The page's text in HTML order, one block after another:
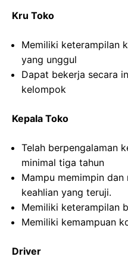
Kru Toko
Memiliki keterampilan
yang unggul
Dapat bekerja secara
kelompok
Kepala Toko
Telah berpengalaman
minimal tiga tahun
Mampu memimpin
keahlian yang teruji.
Memiliki keterampilan
Memiliki kemampuan
Driver